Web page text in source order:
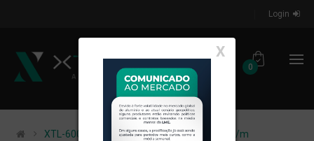
Login
0
X
XTL-600 - (AL-649) - PESO LINEAR: 0,458kg/m